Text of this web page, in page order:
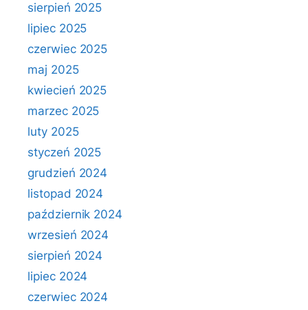
sierpień 2025
lipiec 2025
czerwiec 2025
maj 2025
kwiecień 2025
marzec 2025
luty 2025
styczeń 2025
grudzień 2024
listopad 2024
październik 2024
wrzesień 2024
sierpień 2024
lipiec 2024
czerwiec 2024